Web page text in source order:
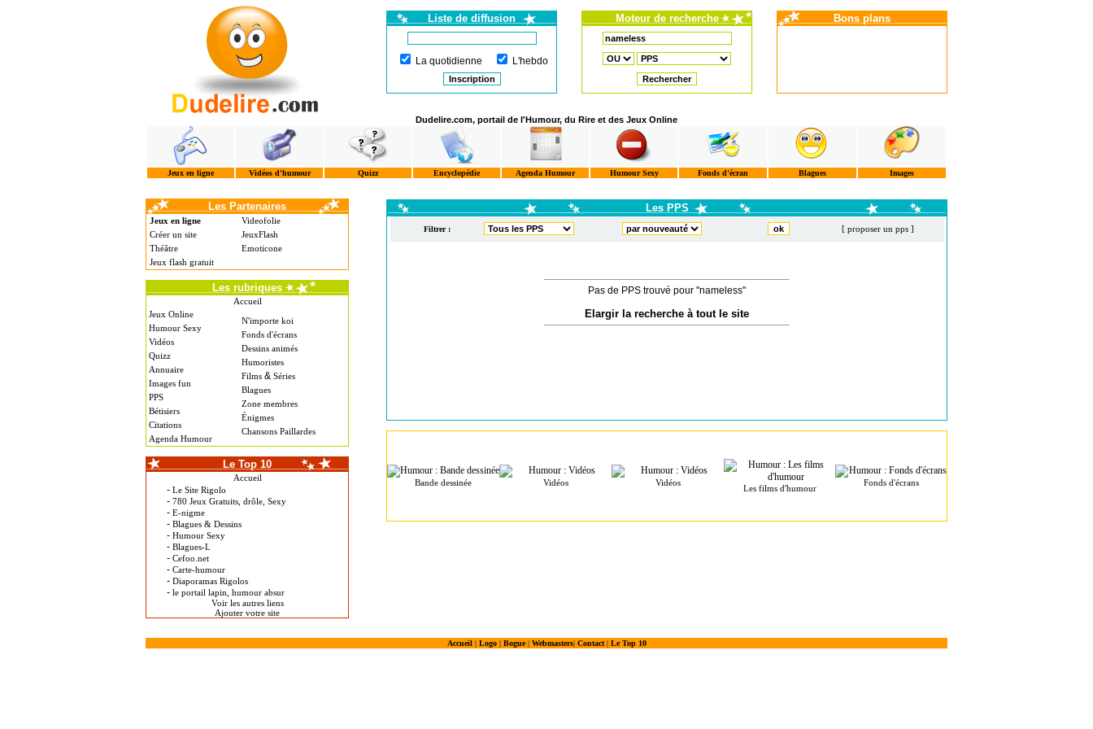
Liste de diffusion
La quotidienne L'hebdo
Moteur de recherche Bons plans
Dudelire.com, portail de l'Humour, du Rire et des Jeux Online
Jeux en ligne Vidéos d'humour Quizz Encyclopédie Agenda Humour Humour Sexy Fonds d'écran Blagues Images
Les Partenaires
Jeux en ligne
Créer un site
Théâtre
Jeux flash gratuit
Videofolie
JeuxFlash
Emoticone
Les rubriques
Accueil
Jeux Online
Humour Sexy
Vidéos
Quizz
Annuaire
Images fun
PPS
Bétisiers
Citations
Agenda Humour
N'importe koi
Fonds d'écrans
Dessins animés
Humoristes
Films & Séries
Blagues
Zone membres
Énigmes
Chansons Paillardes
Le Top 10
Accueil
- Le Site Rigolo
- 780 Jeux Gratuits, drôle, Sexy
- E-nigme
- Blagues & Dessins
- Humour Sexy
- Blagues-L
- Cefoo.net
- Carte-humour
- Diaporamas Rigolos
- le portail lapin, humour absur
Voir les autres liens
Ajouter votre site
Les PPS
Filtrer : [ proposer un pps ]
Pas de PPS trouvé pour "nameless"
Elargir la recherche à tout le site
Bande dessinée Vidéos Vidéos
Les films d'humour
Fonds d'écrans
Accueil| Logo| Bogue| Webmasters| Contact| Le Top 10